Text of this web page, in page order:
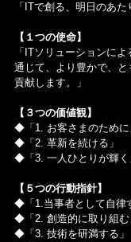
「ITで創る、明日のあた
【１つの使命】
「ITソリューションに
通じて、より豊かで、
貢献します。」
【３つの価値観】
◆「1. お客さまのために
◆「2. 革新を続ける」
◆「3. 一人ひとりが輝く
【５つの行動指針】
◆「1.当事者として自律
◆「2. 創造的に取り組む
◆「3. 技術を研満する」